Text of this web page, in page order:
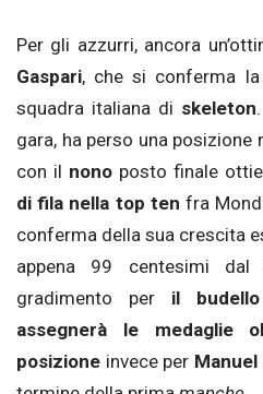
Per gli azzurri, ancora
Gaspari, che si conferma
squadra italiana di skeleton
gara, ha perso una posizione
con il nono posto finale
di fila nella top ten fra
conferma della sua crescita
appena 99 centesimi
gradimento per il
assegnerà le medaglie
posizione invece per